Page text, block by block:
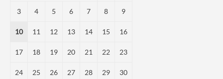
3 4 5 6 7 8 9
10 11 12 13 14 15 16
17 18 19 20 21 22 23
24 25 26 27 28 29 30